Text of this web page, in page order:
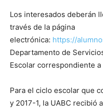
Los interesados deberán
través de la página
electrónica: https://
Departamento de
Escolar correspondiente
Para el ciclo escolar que
y 2017-1, la UABC recibió